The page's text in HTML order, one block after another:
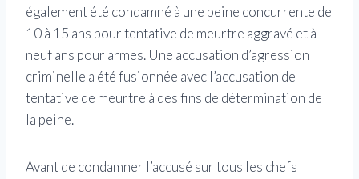
également été condamné à une peine concurrente de
10 à 15 ans pour tentative de meurtre aggravé et à
neuf ans pour armes. Une accusation d’agression
criminelle a été fusionnée avec l’accusation de
tentative de meurtre à des fins de détermination de
la peine.
Avant de condamner l’accusé sur tous les chefs